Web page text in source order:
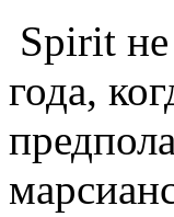
Spirit
года,